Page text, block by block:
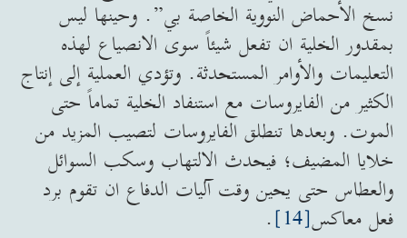
نسخ الأحماض النووية الخاصة بي”. وحينها ليس
بمقدور الخلية ان تفعل شيئاً سوى الانصياع لهذه
التعليمات والأوامر المستحدثة. وتؤدي العملية إلى إنتاج
الكثير من الفايروسات مع استنفاد الخلية تماماً حتى
الموت. وبعدها تنطلق الفايروسات لتصيب المزيد من
خلايا المضيف؛ فيحدث الالتهاب وسكب السوائل
والعطاس حتى يحين وقت آليات الدفاع ان تقوم برد
فعل معاكس[14]
.